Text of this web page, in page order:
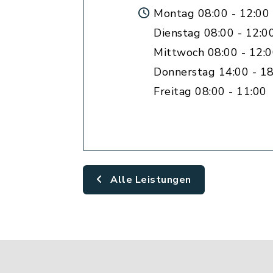
Montag 08:00 - 12:00
Dienstag 08:00 -
Mittwoch 08:00 -
Donnerstag 14:00 -
Freitag 08:00 - 11:00
Alle Leistungen